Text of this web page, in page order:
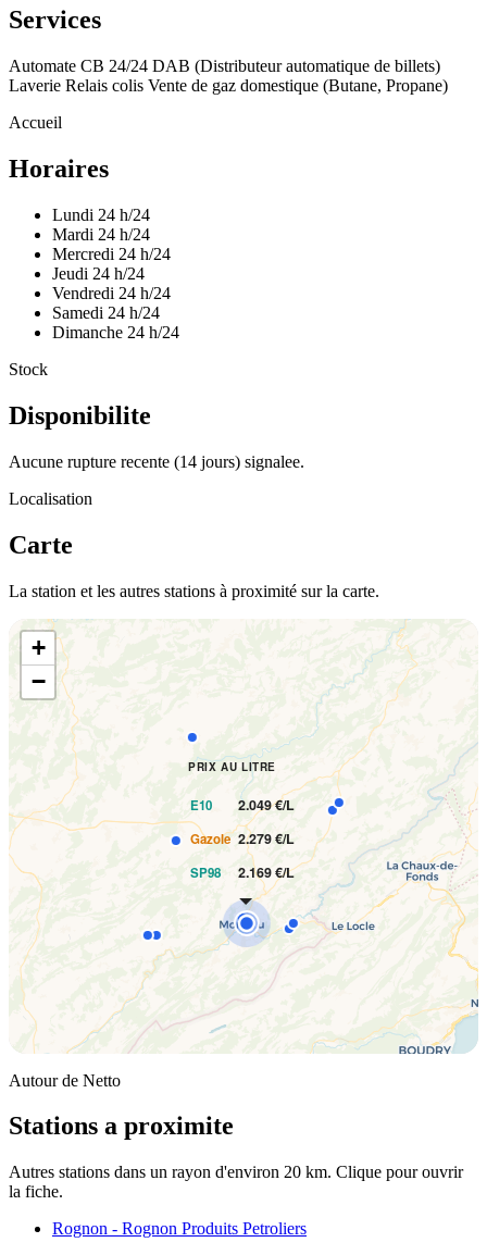
Services
Automate CB 24/24 DAB (Distributeur automatique de billets)
Laverie Relais colis Vente de gaz domestique (Butane, Propane)
Accueil
Horaires
Lundi 24 h/24
Mardi 24 h/24
Mercredi 24 h/24
Jeudi 24 h/24
Vendredi 24 h/24
Samedi 24 h/24
Dimanche 24 h/24
Stock
Disponibilite
Aucune rupture recente (14 jours) signalee.
Localisation
Carte
La station et les autres stations à proximité sur la carte.
PRIX AU LITRE
E10 2.049 €/L
Gazole 2.279 €/L
SP98 2.169 €/L
+
−
Autour de Netto
Stations a proximite
Autres stations dans un rayon d'environ 20 km. Clique pour ouvrir
la fiche.
Rognon - Rognon Produits Petroliers